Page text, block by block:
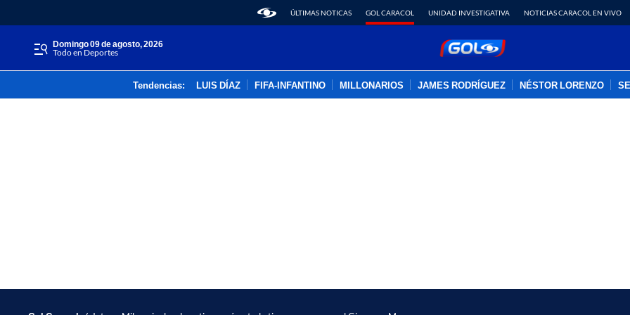
ÚLTIMAS NOTICAS GOL CARACOL UNIDAD INVESTIGATIVA NOTICIAS CARACOL EN VIVO
domingo 09 de agosto, 2026
Todo en Deportes
Tendencias: LUIS DÍAZ FIFA-INFANTINO MILLONARIOS JAMES RODRÍGUEZ NÉSTOR LORENZO